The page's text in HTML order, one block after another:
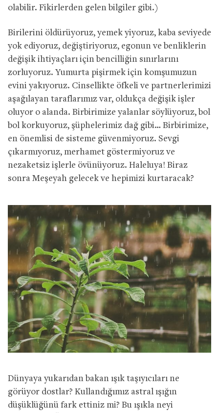
olabilir. Fikirlerden gelen bilgiler gibi.)
Birilerini öldürüyoruz, yemek yiyoruz, kaba seviyede
yok ediyoruz, değiştiriyoruz, egonun ve benliklerin
değişik ihtiyaçları için bencilliğin sınırlarını
zorluyoruz. Yumurta pişirmek için komşumuzun
evini yakıyoruz. Cinsellikte öfkeli ve partnerlerimizi
aşağılayan taraflarımız var, oldukça değişik işler
oluyor o alanda. Birbirimize yalanlar söylüyoruz, bol
bol korkuyoruz, şüphelerimiz dağ gibi… Birbirimize,
en önemlisi de sisteme güvenmiyoruz. Sevgi
çıkarmıyoruz, merhamet göstermiyoruz ve
nezaketsiz işlerle övünüyoruz. Haleluya! Biraz
sonra Meşeyah gelecek ve hepimizi kurtaracak?
Dünyaya yukarıdan bakan ışık taşıyıcıları ne
görüyor dostlar? Kullandığımız astral ışığın
düşüklüğünü fark ettiniz mi? Bu ışıkla neyi